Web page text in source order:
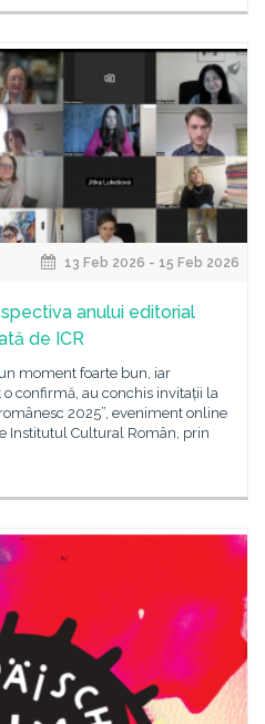
13 Feb 2026 - 15 Feb 2026
anului editorial
de ICR
moment foarte bun, iar
confirmă, au conchis invitații la
2025”, eveniment online
Institutul Cultural Român, prin